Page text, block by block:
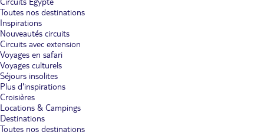
Toutes nos destinations
Inspirations
Nouveautés circuits
Circuits avec extension
Voyages en safari
Voyages culturels
Séjours insolites
Plus d'inspirations
Croisières
Locations & Campings
Destinations
Toutes nos destinations